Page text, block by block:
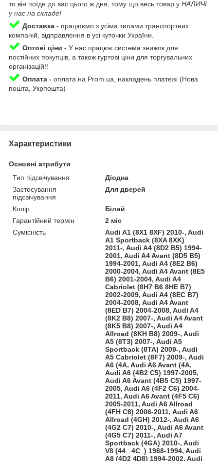
то він поїде до вас цього ж дня, тому що весь товар у НАЛИЧІ
у нас на складе!
Доставка - працюємо з усіма типами транспортних
компаній, відправлення в усі куточки України.
Оптові ціни - У нас працює система знижок для
постійних покупців, а також гуртові ціни для торгувальних
організацій!!
Оплата - оплата на Prom.ua, накладень платежі (Нова
пошта, Укрпошта)
Характеристики
Основні атрибути
Тип підсвічування
Діодна
Застосування
підсвічування
Для дверей
Колір
Білий
Гарантійний термін
2 міс
Сумісність
Audi A1 (8X1 8XF) 2010-, Audi
A1 Sportback (8XA 8XK)
2011-, Audi A4 (8D2 B5) 1994-
2001, Audi A4 Avant (8D5 B5)
1994-2001, Audi A4 (8E2 B6)
2000-2004, Audi A4 Avant (8E5
B6) 2001-2004, Audi A4
Cabriolet (8H7 B6 8HE B7)
2002-2009, Audi A4 (8EC B7)
2004-2008, Audi A4 Avant
(8ED B7) 2004-2008, Audi A4
(8K2 B8) 2007-, Audi A4 Avant
(8K5 B8) 2007-, Audi A4
Allroad (8KH B8) 2009-, Audi
A5 (8T3) 2007-, Audi A5
Sportback (8TA) 2009-, Audi
A5 Cabriolet (8F7) 2009-, Audi
A6 (4A, Audi A6 Avant (4A,
Audi A6 (4B2 C5) 1997-2005,
Audi A6 Avant (4B5 C5) 1997-
2005, Audi A6 (4F2 C6) 2004-
2011, Audi A6 Avant (4F5 C6)
2005-2011, Audi A6 Allroad
(4FH C6) 2006-2011, Audi A6
Allroad (4GH) 2012-, Audi A6
(4G2 C7) 2010-, Audi A6 Avant
(4G5 C7) 2011-, Audi A7
Sportback (4GA) 2010-, Audi
V8 (44_ 4C_) 1988-1994, Audi
A8 (4D2 4D8) 1994-2002, Audi